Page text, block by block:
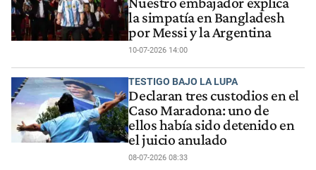
la simpatía en Bangladesh
por Messi y la Argentina
10-07-2026 14:00
TESTIGO BAJO LA LUPA
Declaran tres custodios en el
Caso Maradona: uno de
ellos había sido detenido en
el juicio anulado
08-07-2026 08:33